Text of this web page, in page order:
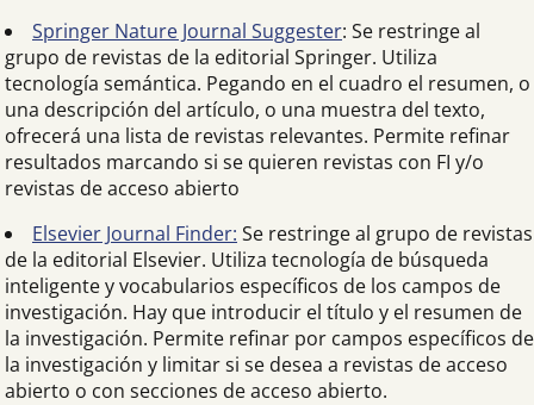
Springer Nature Journal Suggester: Se restringe al
grupo de revistas de la editorial Springer. Utiliza
tecnología semántica. Pegando en el cuadro el resumen, o
una descripción del artículo, o una muestra del texto,
ofrecerá una lista de revistas relevantes. Permite refinar
resultados marcando si se quieren revistas con FI y/o
revistas de acceso abierto
Elsevier Journal Finder: Se restringe al grupo de revistas
de la editorial Elsevier. Utiliza tecnología de búsqueda
inteligente y vocabularios específicos de los campos de
investigación. Hay que introducir el título y el resumen de
la investigación. Permite refinar por campos específicos de
la investigación y limitar si se desea a revistas de acceso
abierto o con secciones de acceso abierto.